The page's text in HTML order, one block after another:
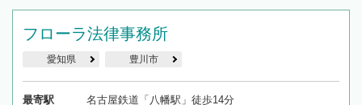
フローラ法律事務所
愛知県 豊川市
最寄駅 名古屋鉄道「八幡駅」徒歩14分